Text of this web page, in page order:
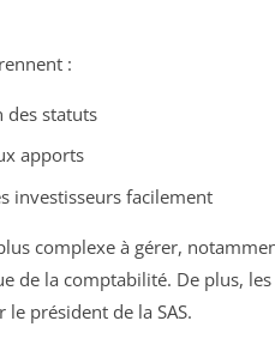
:
des statuts
apports
investisseurs facilement
complexe à gérer,
de la comptabilité. De plus, les
président de la SAS.